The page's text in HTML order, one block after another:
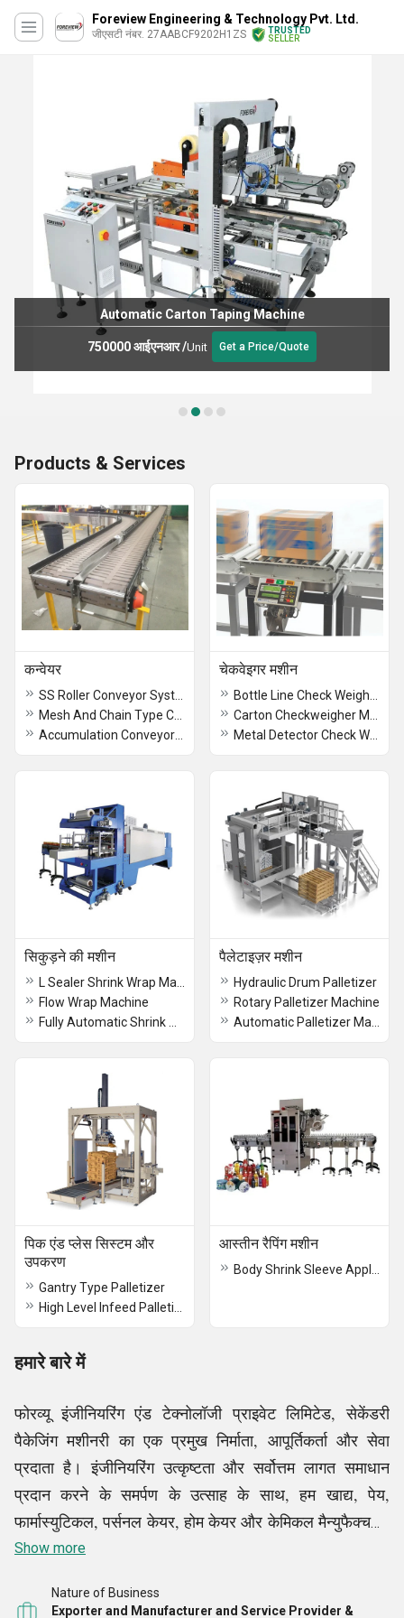
Foreview Engineering & Technology Pvt. Ltd.
जीएसटी नंबर. 27AABCF9202H1ZS
TRUSTED
SELLER
Automatic Carton Taping Machine
750000 आईएनआर/Unit Get a Price/Quote
Products & Services
कन्वेयर चेकवेइगर मशीन
सिकुड़ने की मशीन
Flow Wrap Machine
पैलेटाइज़र मशीन
Hydraulic Drum Palletizer
Rotary Palletizer Machine
पिक एंड प्लेस सिस्टम और
उपकरण
Gantry Type Palletizer
आस्तीन रैपिंग मशीन
हमारे बारे में
फोरव्यू इंजीनियरिंग एंड टेक्नोलॉजी प्राइवेट लिमिटेड, सेकेंडरी
पैकेजिंग मशीनरी का एक प्रमुख निर्माता, आपूर्तिकर्ता और सेवा
प्रदाता है। इंजीनियरिंग उत्कृष्टता और सर्वोत्तम लागत समाधान
प्रदान करने के समर्पण के उत्साह के साथ, हम खाद्य, पेय,
फार्मास्युटिकल, पर्सनल केयर, होम केयर और केमिकल मैन्युफैक्चरिंग
जैसे उद्योगों की एक विस्तृत श्रृंखला के लिए अनुकूलित और एकीकृत
द्वितीयक पैकेजिंग मशीनों और कस्टम ऑटोमेशन समाधानों के
Show more
Nature of Business
Exporter and Manufacturer and Service Provider &